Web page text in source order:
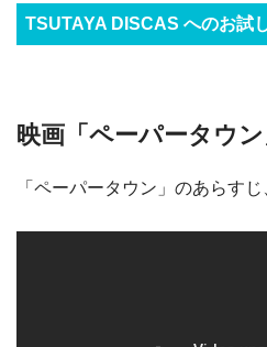
TSUTAYA DISCAS へのお試
映画「ペーパータウ
「ペーパータウン」のあらす